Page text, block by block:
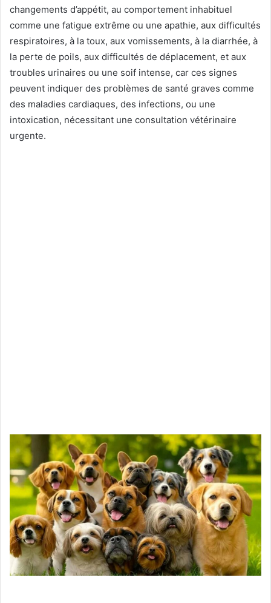
changements d’appétit, au comportement inhabituel
comme une fatigue extrême ou une apathie, aux difficultés
respiratoires, à la toux, aux vomissements, à la diarrhée, à
la perte de poils, aux difficultés de déplacement, et aux
troubles urinaires ou une soif intense, car ces signes
peuvent indiquer des problèmes de santé graves comme
des maladies cardiaques, des infections, ou une
intoxication, nécessitant une consultation vétérinaire
urgente.